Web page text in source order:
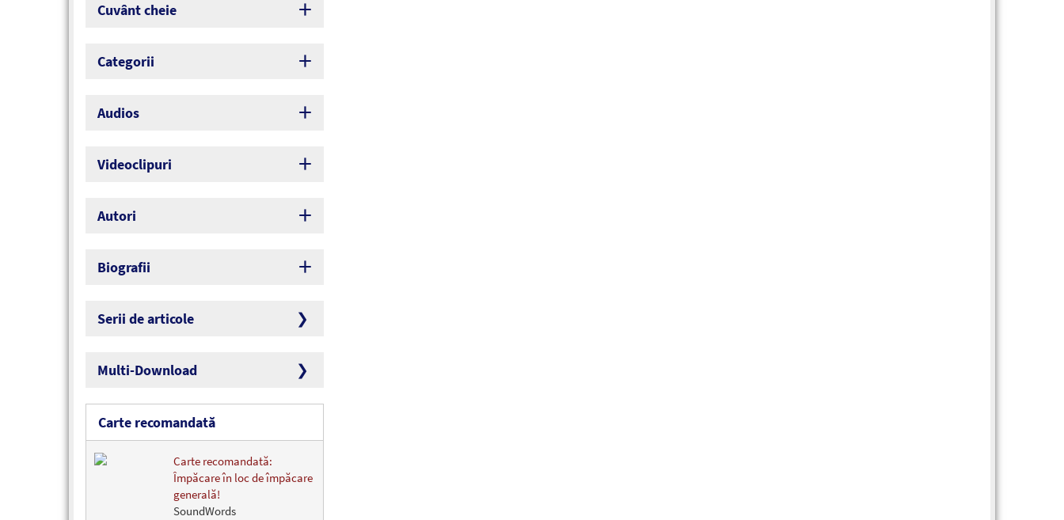
Cuvânt cheie
Categorii
Audios
Videoclipuri
Autori
Biografii
Serii de articole
Multi-Download
Carte recomandată
Carte recomandată:
Împăcare în loc de împăcare
generală!
SoundWords